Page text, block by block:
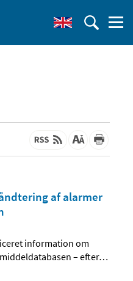
af alarmer
information om
– efter…